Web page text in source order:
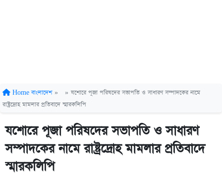
Home বাংলাদেশ » » যশোরে পূজা পরিষদের সভাপতি ও সাধারণ সম্পাদকের নামে
রাষ্ট্রদ্রোহ মামলার প্রতিবাদে স্মারকলিপি
যশোরে পূজা পরিষদের সভাপতি ও সাধারণ
সম্পাদকের নামে রাষ্ট্রদ্রোহ মামলার প্রতিবাদে
স্মারকলিপি